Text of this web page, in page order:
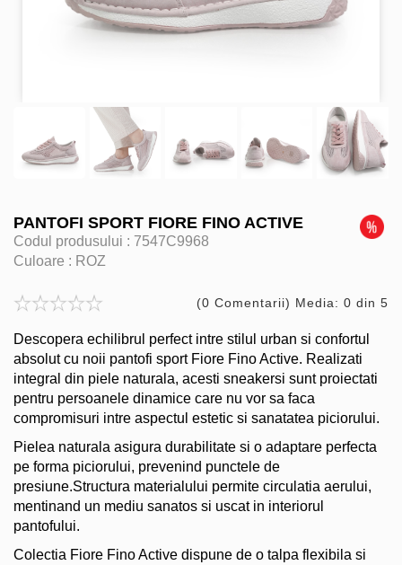
PANTOFI SPORT FIORE FINO ACTIVE
Codul produsului : 7547C9968
Culoare : ROZ
(0 Comentarii) Media: 0 din 5
Descopera echilibrul perfect intre stilul urban si confortul
absolut cu noii pantofi sport Fiore Fino Active. Realizati
integral din piele naturala, acesti sneakersi sunt proiectati
pentru persoanele dinamice care nu vor sa faca
compromisuri intre aspectul estetic si sanatatea piciorului.
Pielea naturala asigura durabilitate si o adaptare perfecta
pe forma piciorului, prevenind punctele de
presiune.Structura materialului permite circulatia aerului,
mentinand un mediu sanatos si uscat in interiorul
pantofului.
Colectia Fiore Fino Active dispune de o talpa flexibila si